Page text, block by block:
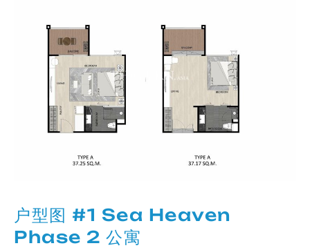
户型图 #1 Sea Heaven
Phase 2 公寓